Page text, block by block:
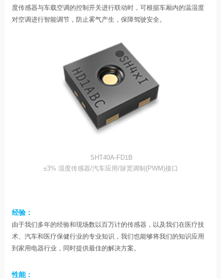
度传感器与车载空调的控制开关进行联动时，可根据车厢内的温湿度
对空调进行智能调节，防止雾气产生，保障驾驶安全。
SHT40A-FD1B
±3% 湿度传感器/汽车应用/脉宽调制(PWM)接口
经验：
由于我们多年的经验和现场数以百万计的传感器，以及我们在医疗技
术、汽车和医疗保健行业的专业知识，我们也能够将我们的知识应用
到家用电器行业，同时提供最佳的解决方案。
性能：